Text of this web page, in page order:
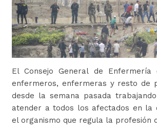
El Consejo General de
enfermeros, enfermeras y resto de
desde la semana pasada
atender a todos los afectados en la
el organismo que regula la profesión